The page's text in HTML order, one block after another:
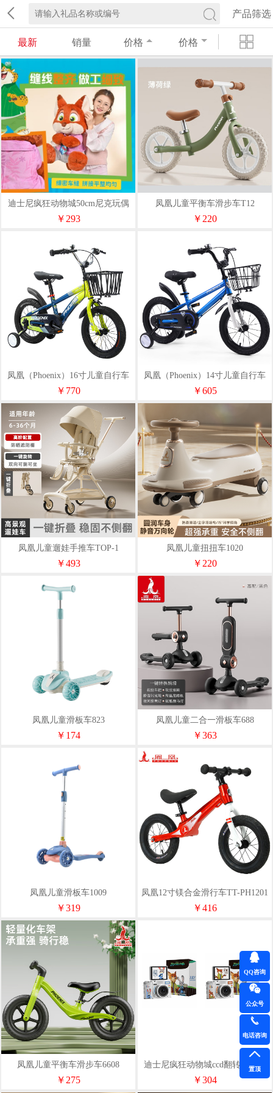
产品筛选
最新 销量 价格 价格
迪士尼疯狂动物城50cm尼克玩偶
毛绒玩具HWGD6420
￥293
凤凰儿童平衡车滑步车T12
￥220
凤凰（Phoenix）16寸儿童自行车
（辐条轮）马卡龙
￥770
凤凰（Phoenix）14寸儿童自行车
（辐条轮）匹克
￥605
凤凰儿童遛娃手推车TOP-1
￥493
凤凰儿童扭扭车1020
￥220
凤凰儿童滑板车823
￥174
凤凰儿童二合一滑板车688
￥363
凤凰儿童滑板车1009
￥319
凤凰12寸镁合金滑行车TT-PH1201
￥416
凤凰儿童平衡车滑步车6608
￥275
迪士尼疯狂动物城ccd翻转屏照相
机X2（含32g内存卡）
￥304
QQ咨询
公众号
电话咨询
置顶